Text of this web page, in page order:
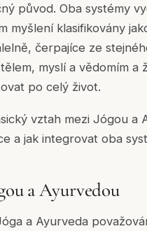
původ. Oba systémy
myšlení klasifikovány
čerpajíce ze
myslí a vědomím
po celý život.
vztah mezi Jógou a
a jak integrovat oba
a Ayurvedou
a Ayurveda